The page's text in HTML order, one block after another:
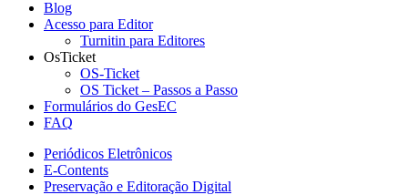
Blog
Acesso para Editor
Turnitin para Editores
OsTicket
OS-Ticket
OS Ticket – Passos a Passo
Formulários do GesEC
FAQ
Periódicos Eletrônicos
E-Contents
Preservação e Editoração Digital